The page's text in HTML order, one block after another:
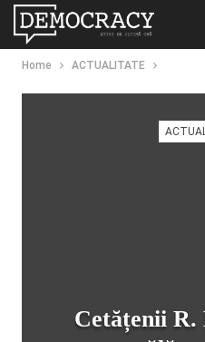
Home ACTUALITATE
Cetățenii